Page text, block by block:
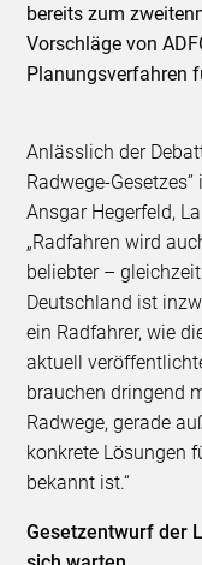
bereits zum
Vorschläge von
Planungsverfahren
Anlässlich der
Radwege-
Ansgar Hegerfeld,
„Radfahren wird
beliebter –
Deutschland ist
ein Radfahrer, wie
aktuell
brauchen dringend
Radwege, gerade
konkrete Lösungen
bekannt ist.“
Gesetzentwurf der